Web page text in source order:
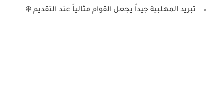
تبريد المهلبية جيداً يجعل القوام مثالياً عند التقديم ❄️